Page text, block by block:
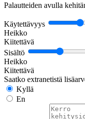
Palautteiden avulla
Käytettävyys
Heikko
Kiitettävä
Sisältö
Heikko
Kiitettävä
Saatko extranetistä
Kyllä
En